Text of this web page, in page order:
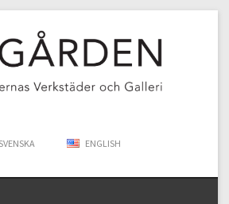
SVENSKA ENGLISH